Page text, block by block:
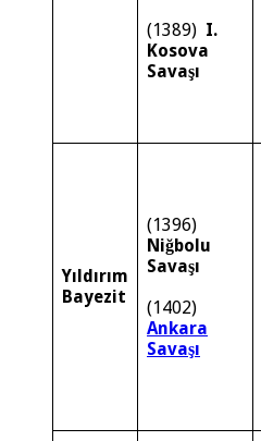
(1389) I.
Kosova
Savaşı
Yıldırım
Bayezit
(1396)
Niğbolu
Savaşı
(1402)
Ankara
Savaşı